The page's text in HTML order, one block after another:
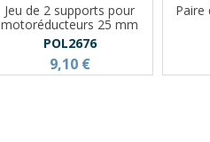
Jeu de 2 supports pour
motoréducteurs 25 mm
POL2676
9,10 €
Paire